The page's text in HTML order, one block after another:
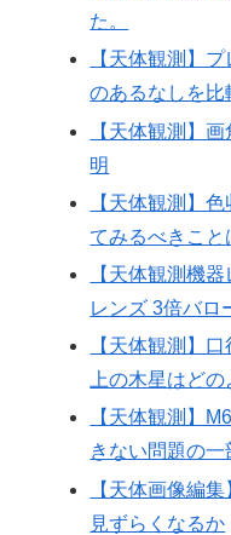
た。
【天体観測】
のあるなしを比
【天体観測】
明
【天体観測】
てみるべきこと
【天体観測機
レンズ 3倍バロ
【天体観測】
上の木星はど
【天体観測】
きない問題の一
【天体画像編
見ずらくなるか